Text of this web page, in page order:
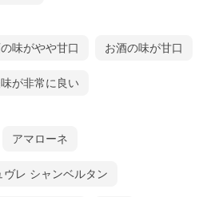
味がやや甘口 お酒の味が甘口
が非常に良い
アマローネ
ヴレ シャンベルタン